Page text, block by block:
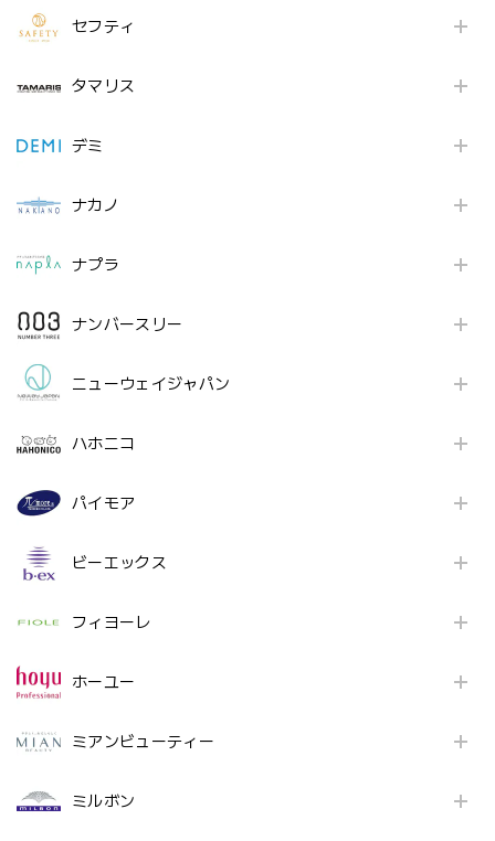
セフティ
タマリス
デミ
ナカノ
ナプラ
ナンバースリー
ニューウェイジャパン
ハホニコ
パイモア
ビーエックス
フィヨーレ
ホーユー
ミアンビューティー
ミルボン